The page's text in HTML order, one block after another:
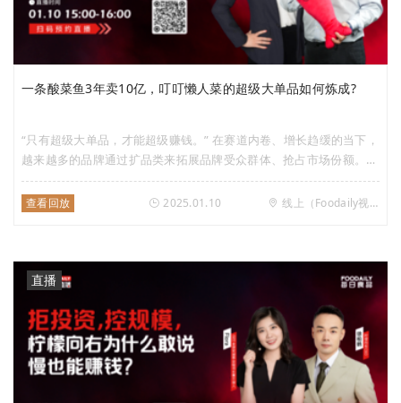
一条酸菜鱼3年卖10亿，叮叮懒人菜的超级大单品如何炼成?
“只有超级大单品，才能超级赚钱。” 在赛道内卷、增长趋缓的当下，
越来越多的品牌通过扩品类来拓展品牌受众群体、抢占市场份额。但
叮叮懒人菜却反其道而行之，从2020年上线至今只专注一个单品“酸
菜鱼”，3年就卖到10个亿。 不走寻常路的背后，叮叮懒人菜到底有
人 唐万里展开对话，聊聊品牌从0到1的蜕变心路历程。
查看回放 2025.01.10 线上（Foodaily视频号）
直播